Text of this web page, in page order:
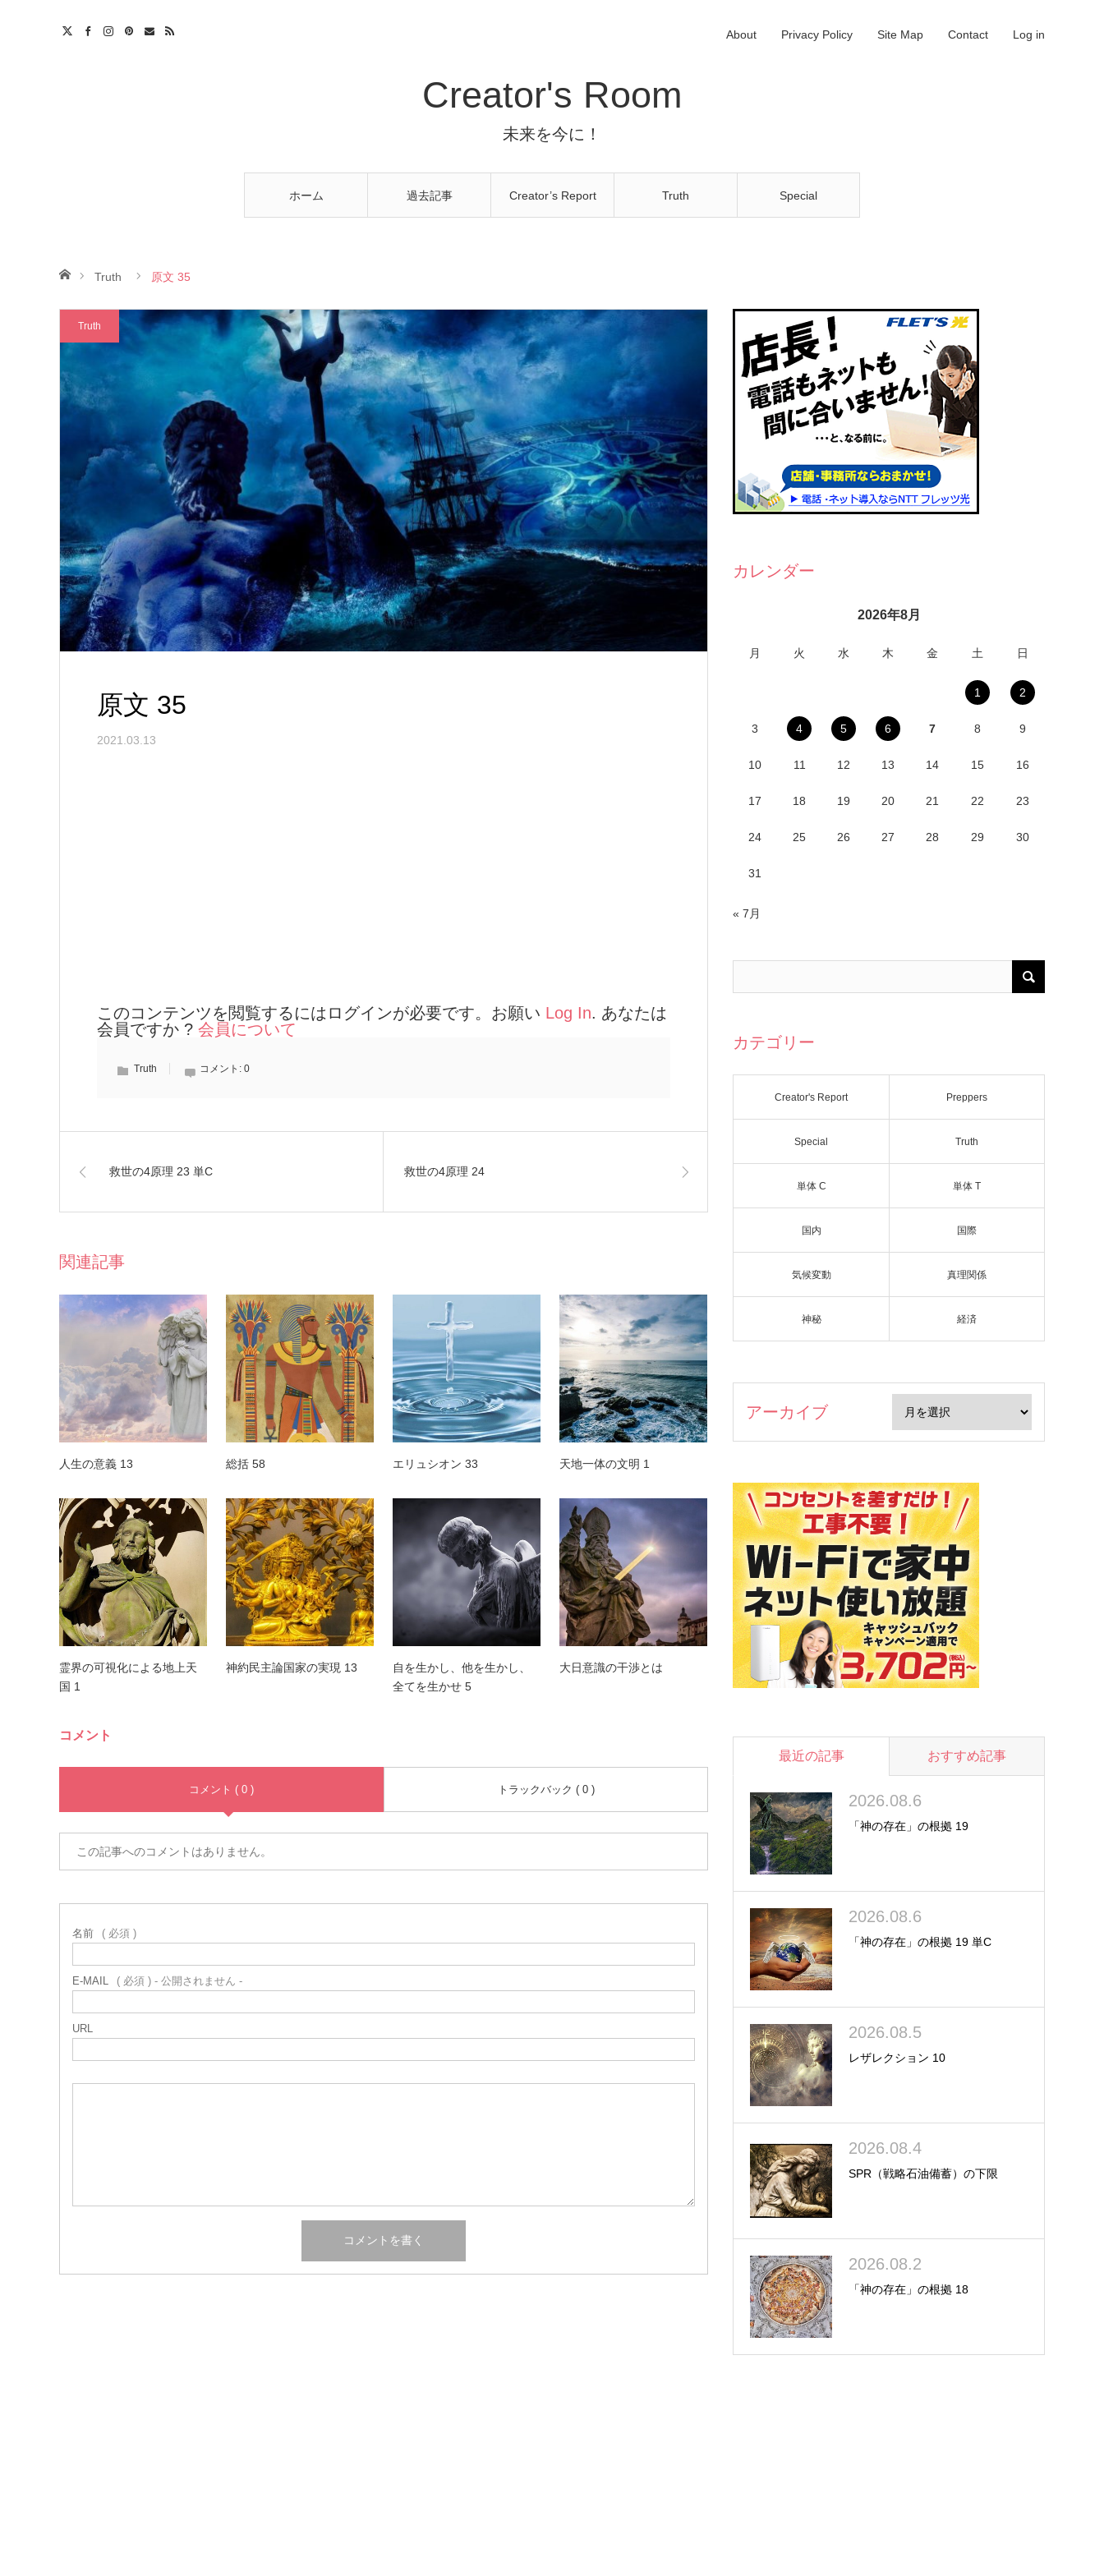
Creator's Room
未来を今に！
ホーム 過去記事 Creator’s Report Truth Special
About Privacy Policy Site Map Contact Log in
ホームTruth 原文 35
Truth
原文 35
2021.03.13
このコンテンツを閲覧するにはログインが必要です。お願い Log In. あなたは
会員ですか ? 会員について
Truth コメント: 0
救世の4原理 23 単C 救世の4原理 24
関連記事
人生の意義 13 総括 58 エリュシオン 33 天地一体の文明 1
霊界の可視化による地上天
国 1
神約民主論国家の実現 13
自を生かし、他を生かし、
全てを生かせ 5
大日意識の干渉とは
コメント
コメント ( 0 ) トラックバック ( 0 )
この記事へのコメントはありません。
名前 ( 必須 )
E-MAIL ( 必須 ) - 公開されません -
URL
カレンダー
2026年8月
月 火 水 木 金 土 日
1 2
3 4 5 6 7 8 9
10 11 12 13 14 15 16
17 18 19 20 21 22 23
24 25 26 27 28 29 30
31
« 7月
カテゴリー
Creator's Report Preppers
Special Truth
単体 C 単体 T
国内 国際
気候変動 真理関係
神秘 経済
アーカイブ
最近の記事 おすすめ記事
2026.08.6
「神の存在」の根拠 19
2026.08.6
「神の存在」の根拠 19 単C
2026.08.5
レザレクション 10
2026.08.4
SPR（戦略石油備蓄）の下限
2026.08.2
「神の存在」の根拠 18